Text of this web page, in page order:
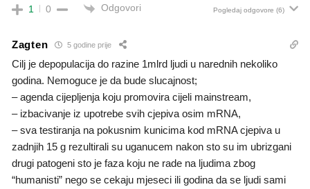
1 0 Odgovori Pogledaj odgovore (6)
Zagten 5 godine prije
Cilj je depopulacija do razine 1mlrd ljudi u narednih nekoliko
godina. Nemoguce je da bude slucajnost;
– agenda cijepljenja koju promovira cijeli mainstream,
– izbacivanje iz upotrebe svih cjepiva osim mRNA,
– sva testiranja na pokusnim kunicima kod mRNA cjepiva u
zadnjih 15 g rezultirali su uganucem nakon sto su im ubrizgani
drugi patogeni sto je faza koju ne rade na ljudima zbog
“humanisti” nego se cekaju mjeseci ili godina da se ljudi sami